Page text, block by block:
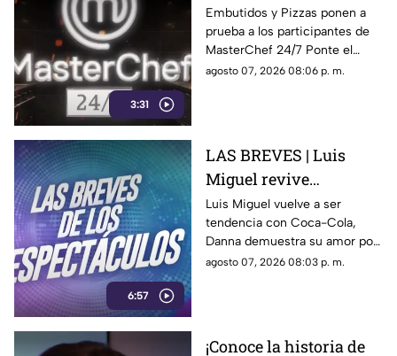
3:31
programa MasterChef
24/7
Embutidos y Pizzas ponen a
prueba a los participantes de
MasterChef 24/7 Ponte el
delantal y degusta junto a
agosto 07, 2026 08:06 p. m.
6:57
LAS BREVES | Luis
Miguel revive
nostalgia, Danna canta
tema de Belinda y Paul
Alone estrena disco
Luis Miguel vuelve a ser
tendencia con Coca-Cola,
Danna demuestra su amor por
Belinda y Paul Alone revela los
agosto 07, 2026 08:03 p. m.
¡Conoce la historia de